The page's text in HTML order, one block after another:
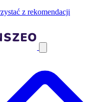
z rekomendacji